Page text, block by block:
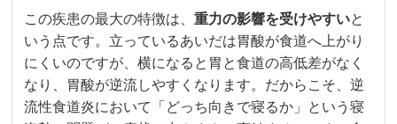
この疾患の最大の特徴は、重力の影響を受けやすいと
いう点です。立っているあいだは胃酸が食道へ上がり
にくいのですが、横になると胃と食道の高低差がなく
なり、胃酸が逆流しやすくなります。だからこそ、逆
流性食道炎において「どっち向きで寝るか」という寝